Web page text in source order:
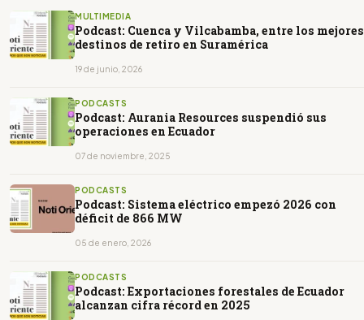
MULTIMEDIA
Podcast: Cuenca y Vilcabamba, entre los mejores
destinos de retiro en Suramérica
19 de junio, 2026
PODCASTS
Podcast: Aurania Resources suspendió sus
operaciones en Ecuador
07 de noviembre, 2025
PODCASTS
Podcast: Sistema eléctrico empezó 2026 con
déficit de 866 MW
05 de enero, 2026
PODCASTS
Podcast: Exportaciones forestales de Ecuador
alcanzan cifra récord en 2025